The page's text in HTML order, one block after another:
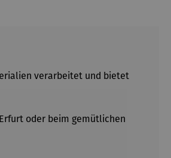
verarbeitet und bietet
oder beim gemütlichen